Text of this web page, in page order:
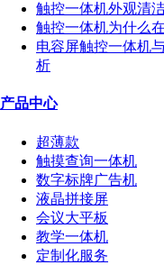
触控一体机外观清
触控一体机为什么
电容屏触控一体机
析
产品中心
超薄款
触摸查询一体机
数字标牌广告机
液晶拼接屏
会议大平板
教学一体机
定制化服务